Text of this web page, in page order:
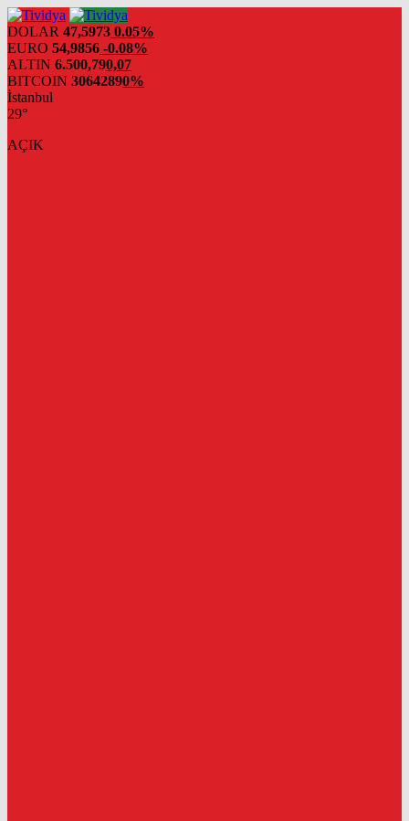
evden
eve
nakliyat
DOLAR 47,5973 0.05%
EURO 54,9856 -0.08%
ALTIN 6.500,790,07
BITCOIN 30642890%
İstanbul
29°
AÇIK